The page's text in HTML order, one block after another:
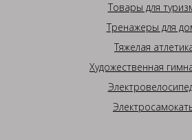
Товары для
Тренажеры для
Тяжелая
Художественная